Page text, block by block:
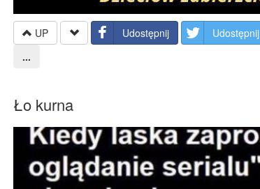
UP Udostępnij
Udostępnij
...
Ło kurna